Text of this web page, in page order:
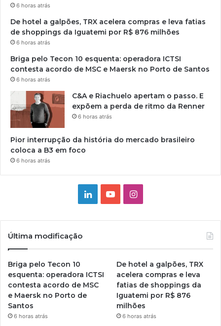
6 horas atrás
De hotel a galpões, TRX acelera compras e leva fatias
de shoppings da Iguatemi por R$ 876 milhões
6 horas atrás
Briga pelo Tecon 10 esquenta: operadora ICTSI
contesta acordo de MSC e Maersk no Porto de Santos
6 horas atrás
C&A e Riachuelo apertam o passo. E
expõem a perda de ritmo da Renner
6 horas atrás
Pior interrupção da história do mercado brasileiro
coloca a B3 em foco
6 horas atrás
LinkedinYouTubeInstagram
Última modificação
Briga pelo Tecon 10
esquenta: operadora ICTSI
contesta acordo de MSC
e Maersk no Porto de
Santos
6 horas atrás
De hotel a galpões, TRX
acelera compras e leva
fatias de shoppings da
Iguatemi por R$ 876
milhões
6 horas atrás